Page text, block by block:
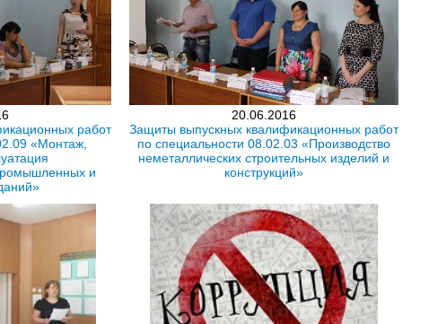
работ
«Монтаж,
и
20.06.2016
Защиты выпускных квалификационных работ
по специальности 08.02.03 «Производство
неметаллических строительных изделий и
конструкций»